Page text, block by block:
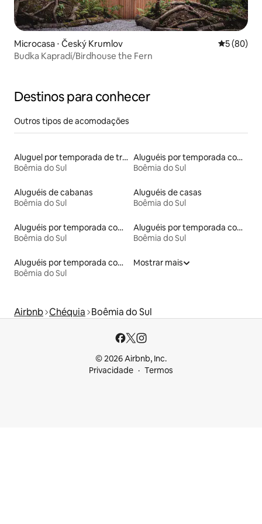
Microcasa ⋅ Český Krumlov 5 de uma
5 (80)
Budka Kapradí/Birdhouse the Fern
Destinos para conhecer
Outros tipos de acomodações
Aluguel por temporada de trailers
Boêmia do Sul
Aluguéis por temporada com caiaque
Boêmia do Sul
Aluguéis de cabanas
Boêmia do Sul
Aluguéis de casas
Boêmia do Sul
Aluguéis por temporada com suítes privativas
Boêmia do Sul
Aluguéis por temporada com café da manhã
Boêmia do Sul
Aluguéis por temporada com acesso à praia
Boêmia do Sul
Mostrar mais
Airbnb Chéquia Boêmia do Sul
© 2026 Airbnb, Inc.
Privacidade
Termos